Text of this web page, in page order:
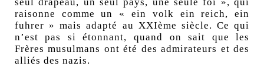
raisonne comme un « ein volk ein reich, ein
fuhrer » mais adapté au XXIème siècle. Ce qui
n’est pas si étonnant, quand on sait que les
Frères musulmans ont été des admirateurs et des
alliés des nazis.